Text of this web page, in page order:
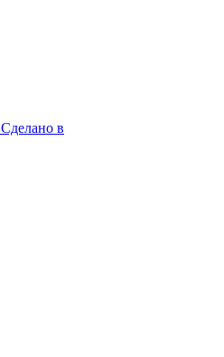
Сделано в